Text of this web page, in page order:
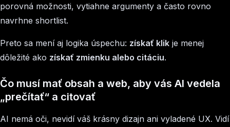
porovná možnosti, vytiahne argumenty a často rovno
navrhne shortlist.
Preto sa mení aj logika úspechu: získať klik je menej
dôležité ako získať zmienku alebo citáciu.
Čo musí mať obsah a web, aby vás AI vedela
„prečítať“ a citovať
AI nemá oči, nevidí váš krásny dizajn ani vyladené UX. Vidí